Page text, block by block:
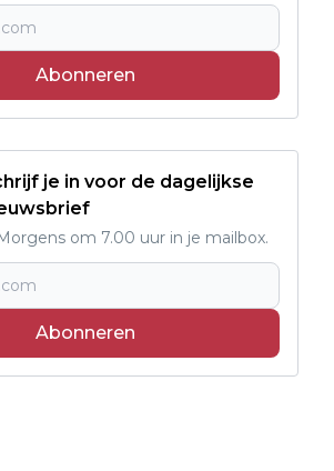
Abonneren
je in voor de dagelijkse
om 7.00 uur in je mailbox.
Abonneren